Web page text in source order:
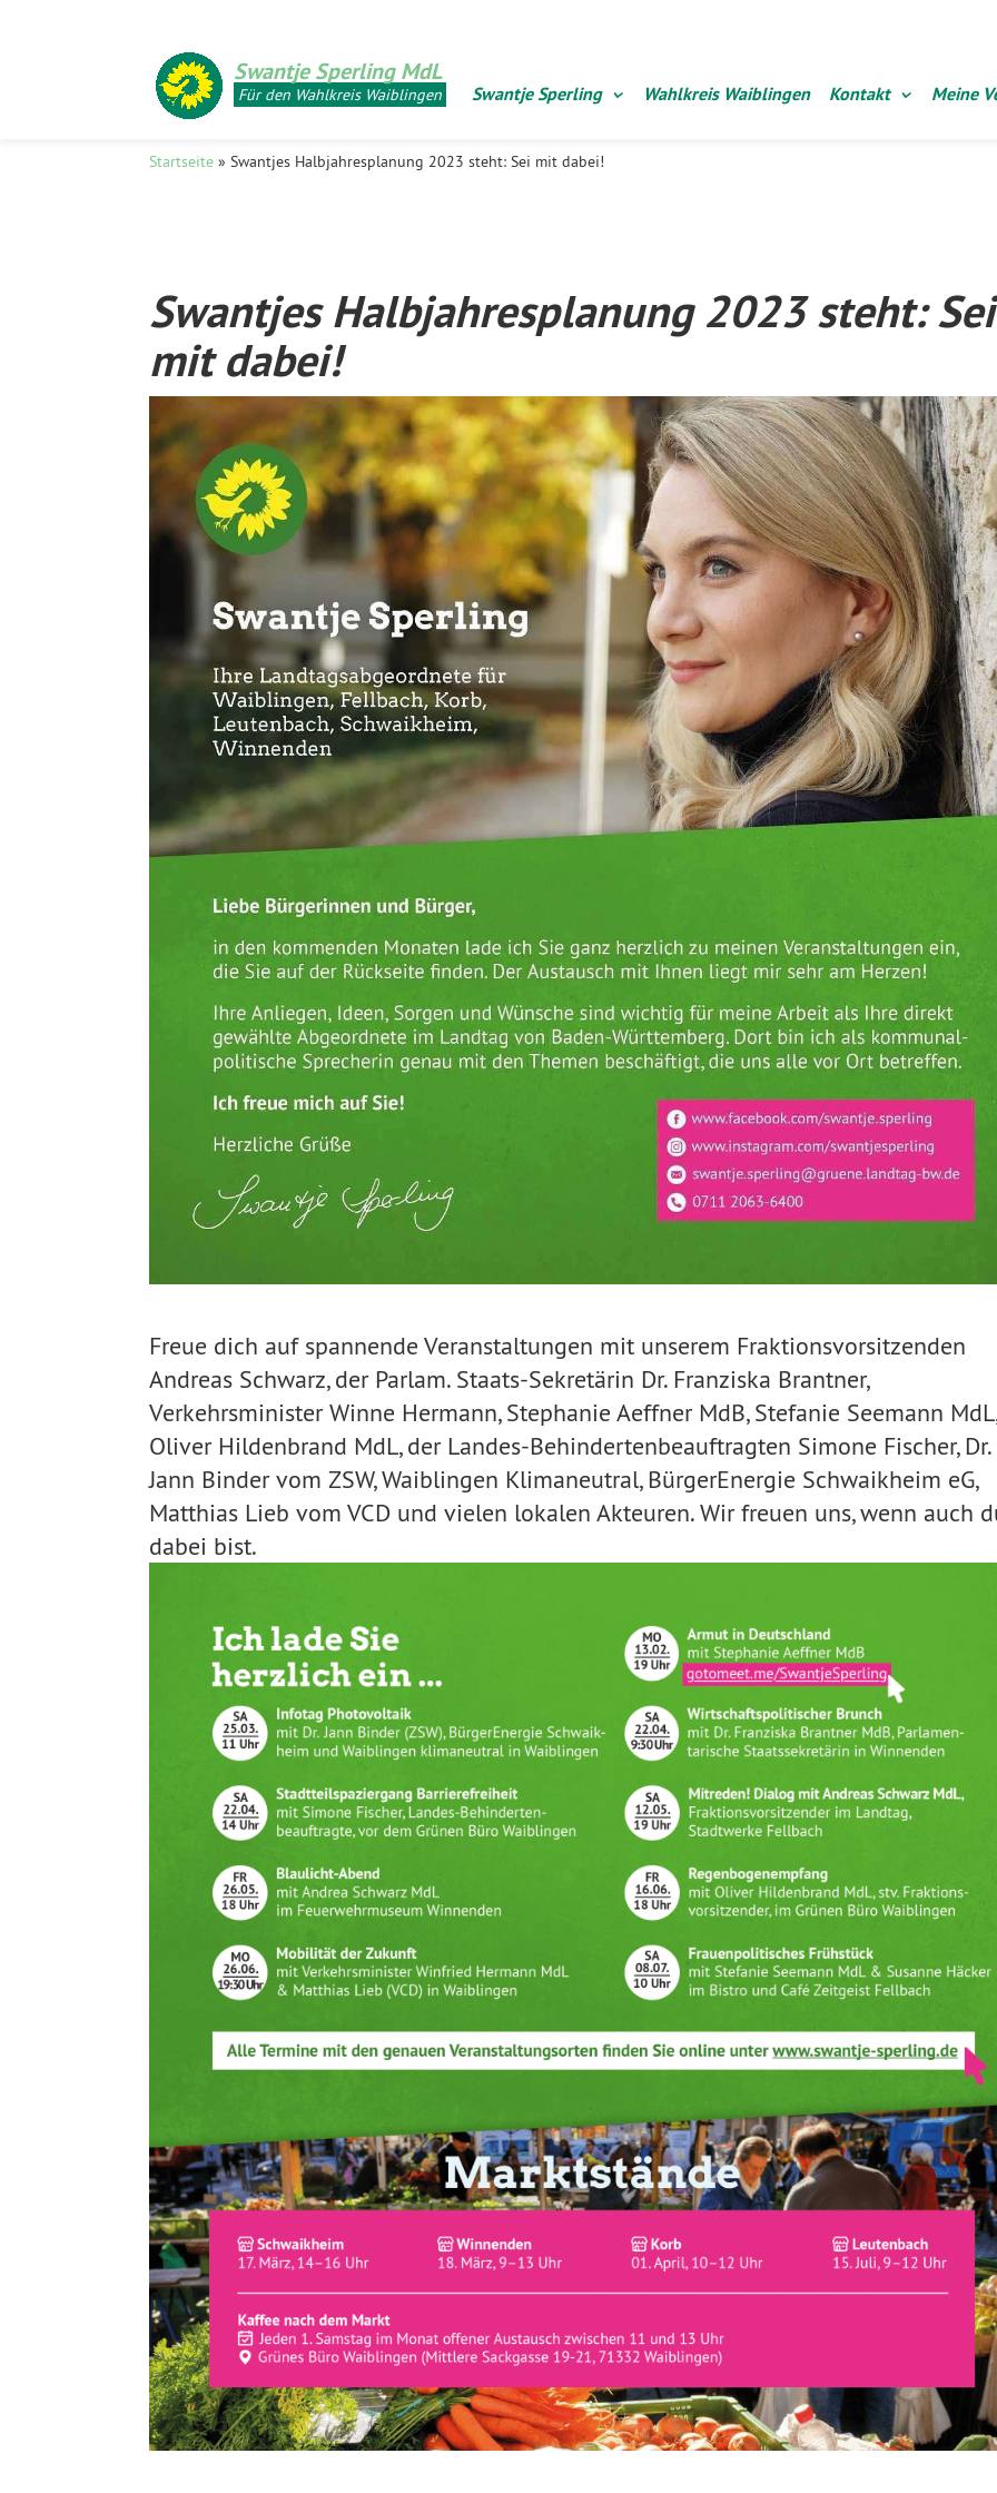
Swantje Sperling MdL
Für den Wahlkreis Waiblingen Swantje Sperling Wahlkreis Waiblingen Kontakt Meine
Startseite »Swantjes Halbjahresplanung 2023 steht: Sei mit dabei!
Swantjes Halbjahresplanung 2023 steht: Sei
mit dabei!
Freue dich auf spannende Veranstaltungen mit unserem Fraktionsvorsitzenden
Andreas Schwarz, der Parlam. Staats-Sekretärin Dr. Franziska Brantner,
Verkehrsminister Winne Hermann, Stephanie Aeffner MdB, Stefanie Seemann MdL,
Oliver Hildenbrand MdL, der Landes-Behindertenbeauftragten Simone Fischer, Dr.
Jann Binder vom ZSW, Waiblingen Klimaneutral, BürgerEnergie Schwaikheim eG,
Matthias Lieb vom VCD und vielen lokalen Akteuren. Wir freuen uns, wenn auch
dabei bist.